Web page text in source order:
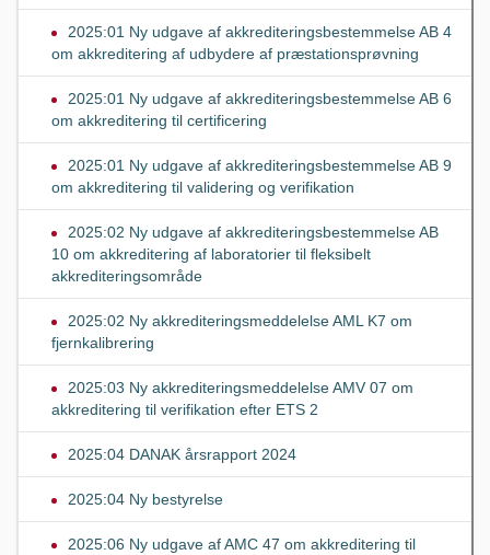
2025:01 Ny udgave af akkrediteringsbestemmelse AB 4
om akkreditering af udbydere af præstationsprøvning
2025:01 Ny udgave af akkrediteringsbestemmelse AB 6
om akkreditering til certificering
2025:01 Ny udgave af akkrediteringsbestemmelse AB 9
om akkreditering til validering og verifikation
2025:02 Ny udgave af akkrediteringsbestemmelse AB
10 om akkreditering af laboratorier til fleksibelt
akkrediteringsområde
2025:02 Ny akkrediteringsmeddelelse AML K7 om
fjernkalibrering
2025:03 Ny akkrediteringsmeddelelse AMV 07 om
akkreditering til verifikation efter ETS 2
2025:04 DANAK årsrapport 2024
2025:04 Ny bestyrelse
2025:06 Ny udgave af AMC 47 om akkreditering til